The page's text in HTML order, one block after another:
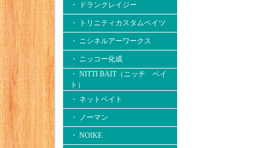
・ ドランクレイジー
・ トリニティカスタムベイツ
・ ニシネルアーワークス
・ ニッコー化成
・ NITTI BAIT（ニッチ ベイ
ト）
・ ネットベイト
・ ノーマン
・ NOIKE